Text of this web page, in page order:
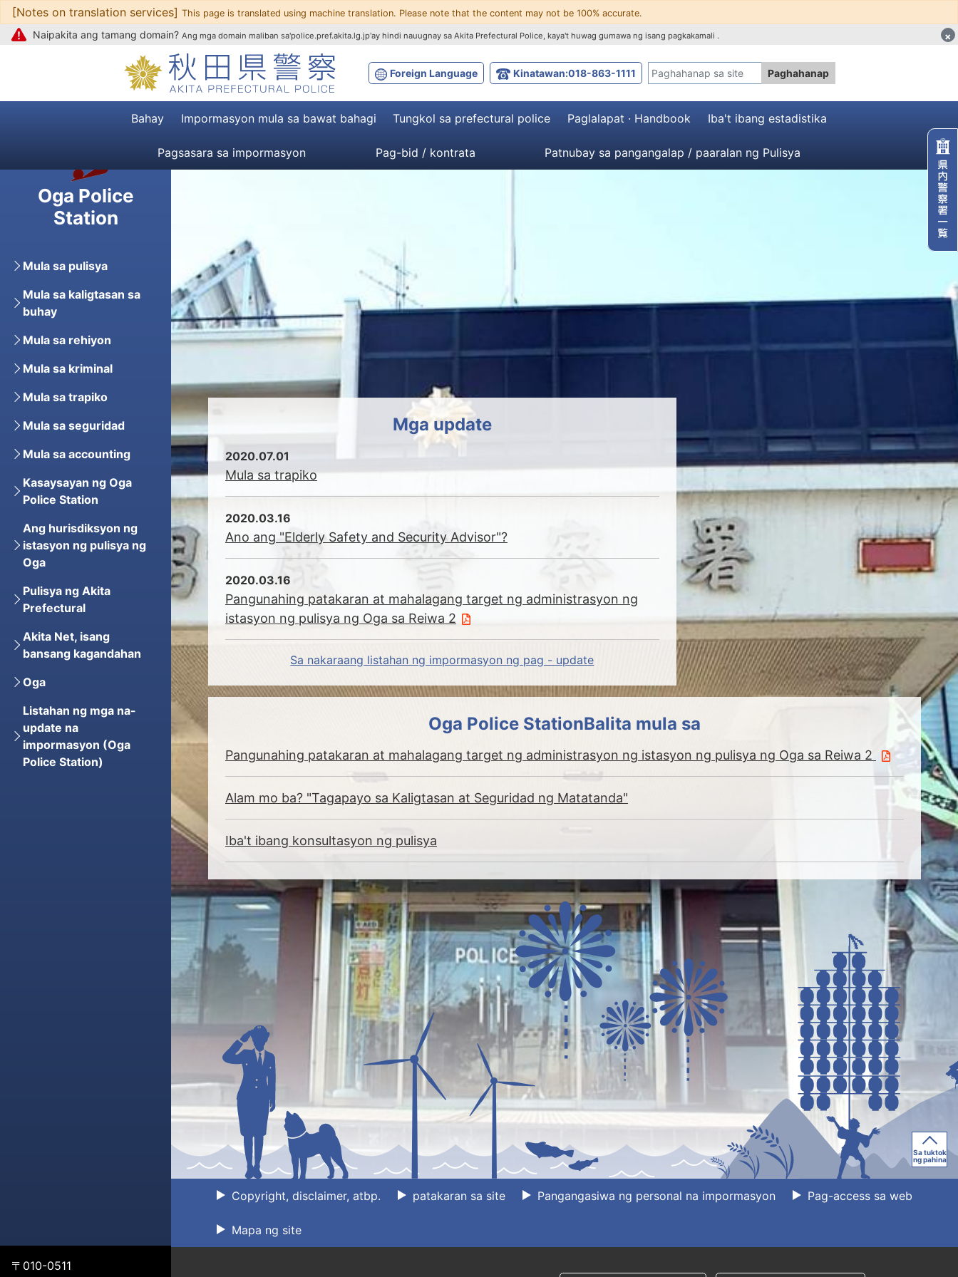
Upang mag-text
Foreign Language Kinatawan:018-863-1111 Paghahanap
Naipakita ang tamang domain? Ang mga domain maliban sa'police.pref.akita.lg.jp'ay hindi nauugnay sa Akita Prefectural Police, kaya't huwag gumawa ng isang pagkakamali . ×
[Notes on translation services] This page is translated using machine translation. Please note that the content may not be 100% accurate.
Bahay Impormasyon mula sa bawat bahagi Tungkol sa prefectural police Paglalapat · Handbook Iba't ibang estadistika
Pagsasara sa impormasyon Pag-bid / kontrata Patnubay sa pangangalap / paaralan ng Pulisya
Oga Police Station Mga update
2020.07.01
Mula sa trapiko
2020.03.16
Ano ang "Elderly Safety and Security Advisor"?
2020.03.16
Pangunahing patakaran at mahalagang target ng administrasyon ng
istasyon ng pulisya ng Oga sa Reiwa 2
Sa nakaraang listahan ng impormasyon ng pag - update
Oga Police StationBalita mula sa
Pangunahing patakaran at mahalagang target ng administrasyon ng istasyon ng pulisya ng Oga sa Reiwa 2
Alam mo ba? "Tagapayo sa Kaligtasan at Seguridad ng Matatanda"
Iba't ibang konsultasyon ng pulisya
Oga Police
Station
Mula sa pulisya
Mula sa kaligtasan sa
buhay
Mula sa rehiyon
Mula sa kriminal
Mula sa trapiko
Mula sa seguridad
Mula sa accounting
Kasaysayan ng Oga
Police Station
Ang hurisdiksyon ng
istasyon ng pulisya ng
Oga
Pulisya ng Akita
Prefectural
Akita Net, isang
bansang kagandahan
Oga
Listahan ng mga na-
update na
impormasyon (Oga
Police Station)
〒010-0511
Copyright, disclaimer, atbp. patakaran sa site Pangangasiwa ng personal na impormasyon Pag-access sa web
Mapa ng site
Sa tuktok
ng pahina